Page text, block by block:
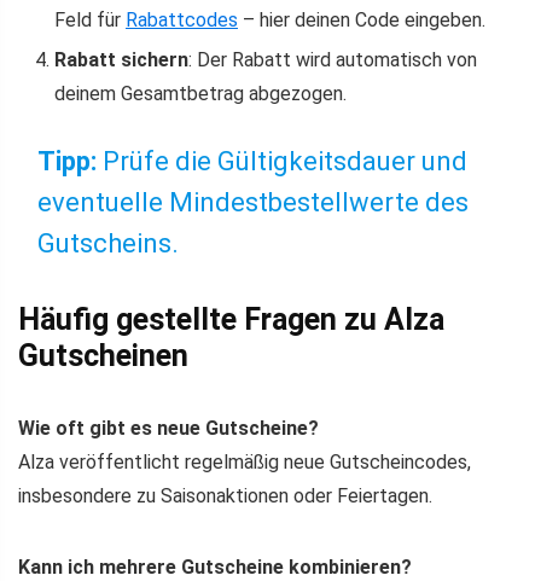
Feld für Rabattcodes – hier deinen Code eingeben.
Rabatt sichern: Der Rabatt wird automatisch von
deinem Gesamtbetrag abgezogen.
Tipp: Prüfe die Gültigkeitsdauer und
eventuelle Mindestbestellwerte des
Gutscheins.
Häufig gestellte Fragen zu Alza
Gutscheinen
Wie oft gibt es neue Gutscheine?
Alza veröffentlicht regelmäßig neue Gutscheincodes,
insbesondere zu Saisonaktionen oder Feiertagen.
Kann ich mehrere Gutscheine kombinieren?